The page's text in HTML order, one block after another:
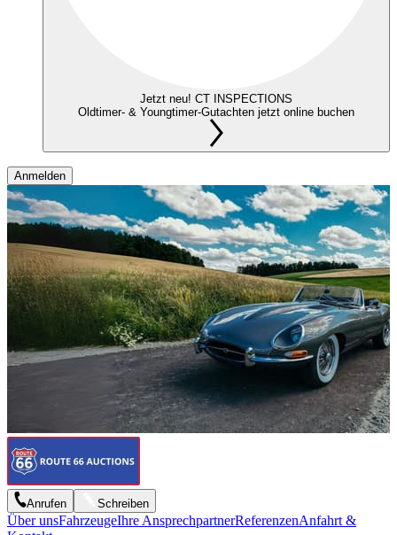
Jetzt neu! CT INSPECTIONS
Oldtimer- & Youngtimer-Gutachten jetzt online buchen
Anmelden
Anrufen Schreiben
Über unsFahrzeugeIhre AnsprechpartnerReferenzenAnfahrt &